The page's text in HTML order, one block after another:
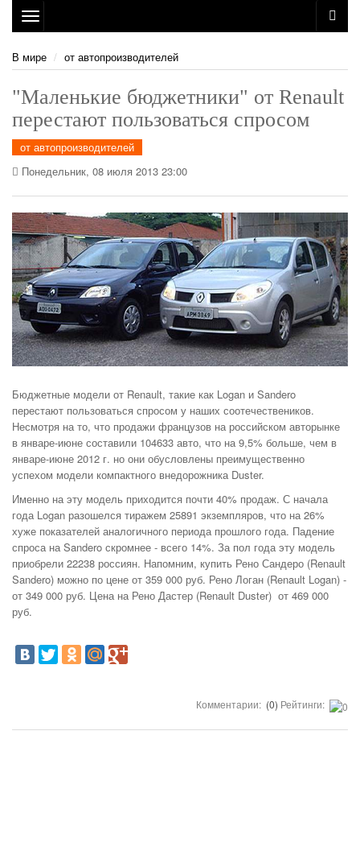
Toggle
navigation
В мире
от автопроизводителей
"Маленькие бюджетники" от Renault
перестают пользоваться спросом
от автопроизводителей
Понедельник, 08 июля 2013 23:00
Бюджетные модели от Renault, такие как Logan и Sandero
перестают пользоваться спросом у наших соотечествеников.
Несмотря на то, что продажи французов на российском авторынке
в январе-июне составили 104633 авто, что на 9,5% больше, чем в
январе-июне 2012 г. но они обусловлены преимущественно
успехом модели компактного внедорожника Duster.
Именно на эту модель приходится почти 40% продаж. С начала
года Logan разошелся тиражем 25891 экземпляров, что на 26%
хуже показателей аналогичного периода прошлого года. Падение
спроса на Sandero скромнее - всего 14%. За пол года эту модель
приобрели 22238 россиян. Напомним, купить Рено Сандеро (Renault
Sandero) можно по цене от 359 000 руб. Рено Логан (Renault Logan) -
от 349 000 руб. Цена на Рено Дастер (Renault Duster) от 469 000
руб.
Комментарии: (0) Рейтинги: